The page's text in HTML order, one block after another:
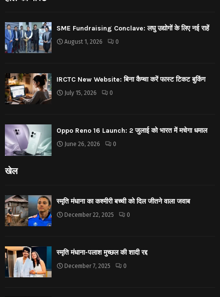
SME Fundraising Conclave: लघु उद्योगों के लिए नई राहें
August 1, 2026 0
IRCTC New Website: बिना कैप्चा करें फास्ट टिकट बुकिंग
July 15, 2026 0
Oppo Reno 16 Launch: 2 जुलाई को भारत में मचेगा धमाल
June 26, 2026 0
खेल
स्मृति मंधाना का कश्मीरी बच्ची को दिल जीतने वाला जवाब
December 22, 2025 0
स्मृति मंधाना-पलाश मुच्छल की शादी रद्द
December 7, 2025 0